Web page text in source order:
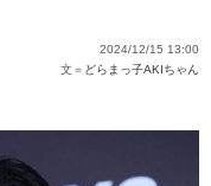
2024/12/15 13:00
文＝ どらまっ子AKIちゃん